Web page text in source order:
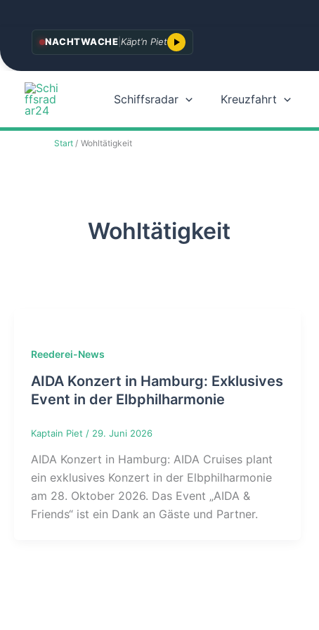
Inhalt
springen
NACHTWACHE Käpt’n Piet
Schiffsradar Kreuzfahrt
Start Wohltätigkeit
Wohltätigkeit
Reederei-News
AIDA Konzert in Hamburg: Exklusives
Event in der Elbphilharmonie
Kaptain Piet / 29. Juni 2026
AIDA Konzert in Hamburg: AIDA Cruises plant
ein exklusives Konzert in der Elbphilharmonie
am 28. Oktober 2026. Das Event „AIDA &
Friends“ ist ein Dank an Gäste und Partner.